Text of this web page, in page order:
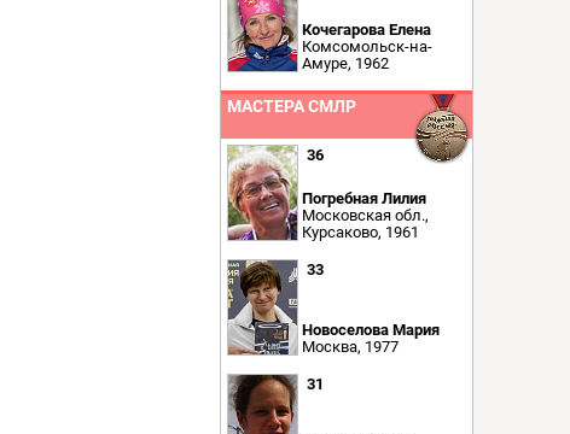
Кочегарова Елена
Комсомольск-на-
Амуре, 1962
МАСТЕРА СМЛР
36
Погребная Лилия
Московская обл.,
Курсаково, 1961
33
Новоселова Мария
Москва, 1977
31